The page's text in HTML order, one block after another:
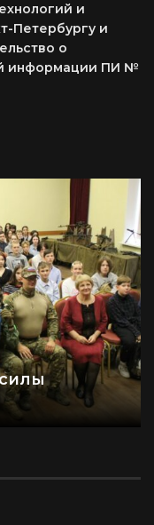
и
Петербургу и
о
информации ПИ №